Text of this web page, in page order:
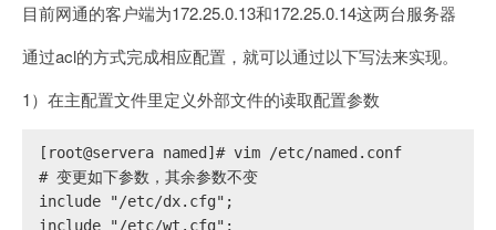
目前网通的客户端为172.25.0.13和172.25.0.14这两台服务器
通过acl的方式完成相应配置，就可以通过以下写法来实现。
1）在主配置文件里定义外部文件的读取配置参数
[root@servera named]# vim /etc/named.conf
# 变更如下参数，其余参数不变
include "/etc/dx.cfg";
include "/etc/wt.cfg";